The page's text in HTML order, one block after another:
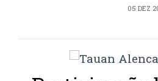
05 DEZ